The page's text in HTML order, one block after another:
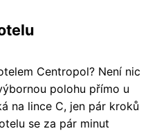
Centropol? Není nic
polohu přímo u
na lince C, jen pár kroků
se za pár minut